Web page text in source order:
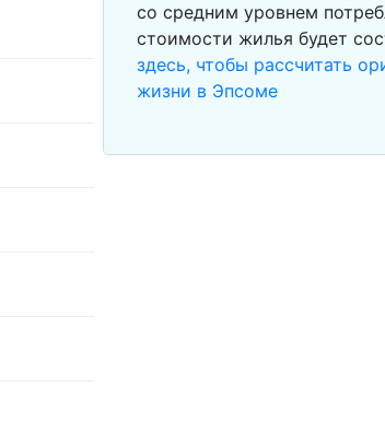
со средним уровнем
стоимости жилья будет
здесь, чтобы рассчитать
жизни в Эпсоме